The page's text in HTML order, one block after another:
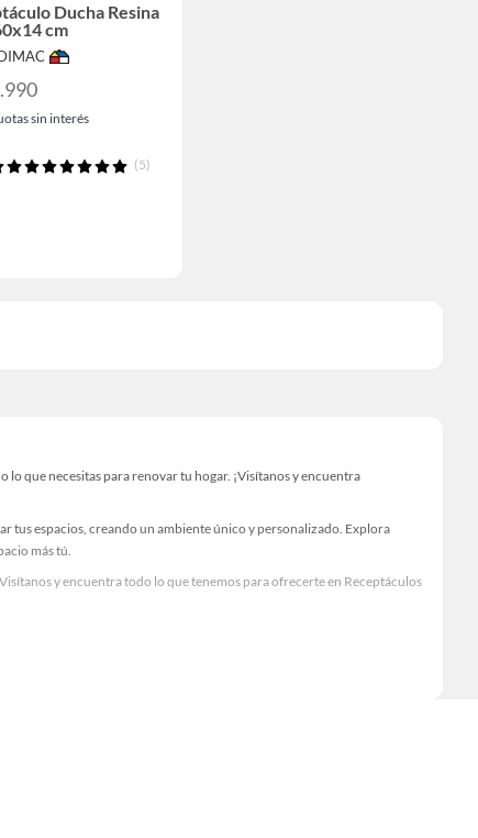
Ducha Resina
cm
sin interés
(5)
que necesitas para renovar tu hogar. ¡Visítanos y encuentra
tus espacios, creando un ambiente único y personalizado. Explora
más tú.
y encuentra todo lo que tenemos para ofrecerte en Receptáculos
y descubre todo lo que tenemos para ofrecerte!